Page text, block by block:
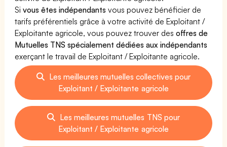
Sivous êtes indépendants vous pouvez bénéficier de
tarifs préférentiels grâce à votre activité de Exploitant /
Exploitante agricole, vous pouvez trouver desoffres de
Mutuelles TNS spécialement dédiées aux indépendants
exerçant le travail de Exploitant / Exploitante agricole.
Les meilleures mutuelles collectives pour
Exploitant / Exploitante agricole
Les meilleures mutuelles TNS pour
Exploitant / Exploitante agricole